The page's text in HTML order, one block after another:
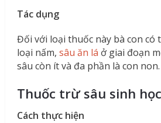
Tác dụng
Đối với loại thuốc này bà con có
loại nấm, sâu ăn lá ở giai đoạn
sâu còn ít và đa phần là con non.
Thuốc trừ sâu sinh
Cách thực hiện